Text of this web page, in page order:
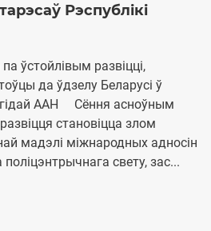
Рэспублікі
ўстойлівым развіцці,
да ўдзелу Беларусі ў
ААН Сёння асноўным
становіцца злом
мадэлі міжнародных адносін
свету, зас...